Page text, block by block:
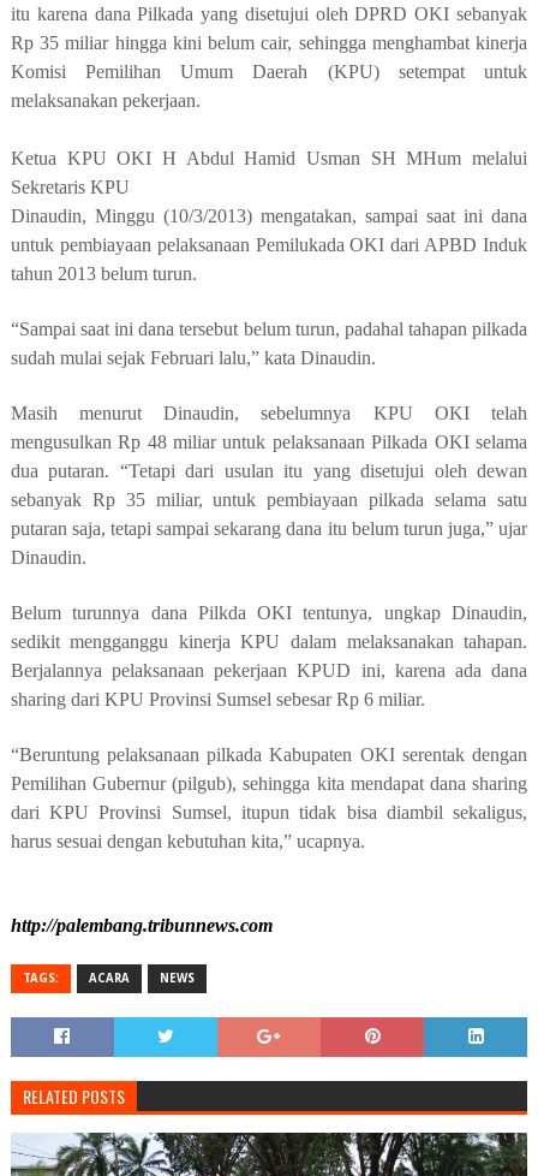
itu karena dana Pilkada yang disetujui oleh DPRD OKI sebanyak
Rp 35 miliar hingga kini belum cair, sehingga menghambat kinerja
Komisi Pemilihan Umum Daerah (KPU) setempat untuk
melaksanakan pekerjaan.
Ketua KPU OKI H Abdul Hamid Usman SH MHum melalui
Sekretaris KPU
Dinaudin, Minggu (10/3/2013) mengatakan, sampai saat ini dana
untuk pembiayaan pelaksanaan Pemilukada OKI dari APBD Induk
tahun 2013 belum turun.
“Sampai saat ini dana tersebut belum turun, padahal tahapan pilkada
sudah mulai sejak Februari lalu,” kata Dinaudin.
Masih menurut Dinaudin, sebelumnya KPU OKI telah
mengusulkan Rp 48 miliar untuk pelaksanaan Pilkada OKI selama
dua putaran. “Tetapi dari usulan itu yang disetujui oleh dewan
sebanyak Rp 35 miliar, untuk pembiayaan pilkada selama satu
putaran saja, tetapi sampai sekarang dana itu belum turun juga,” ujar
Dinaudin.
Belum turunnya dana Pilkda OKI tentunya, ungkap Dinaudin,
sedikit mengganggu kinerja KPU dalam melaksanakan tahapan.
Berjalannya pelaksanaan pekerjaan KPUD ini, karena ada dana
sharing dari KPU Provinsi Sumsel sebesar Rp 6 miliar.
“Beruntung pelaksanaan pilkada Kabupaten OKI serentak dengan
Pemilihan Gubernur (pilgub), sehingga kita mendapat dana sharing
dari KPU Provinsi Sumsel, itupun tidak bisa diambil sekaligus,
harus sesuai dengan kebutuhan kita,” ucapnya.
http://palembang.tribunnews.com
TAGS: ACARA NEWS
RELATED POSTS